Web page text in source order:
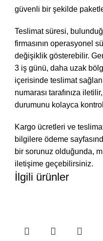
güvenli bir şekilde
Teslimat süresi,
firmasının operasyonel
değişiklik gösterebilir.
3 iş günü, daha uzak
içerisinde teslimat
numarası tarafınıza
durumunu kolayca
Kargo ücretleri ve
bilgilere ödeme
bir sorunuz olduğunda,
iletişime geçebilirsiniz.
İlgili ürünler